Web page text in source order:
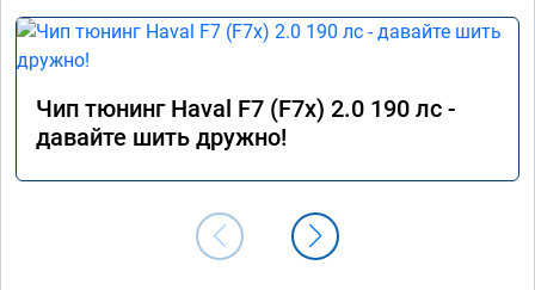
Чип тюнинг Haval F7 (F7x) 2.0 190 лс -
давайте шить дружно!